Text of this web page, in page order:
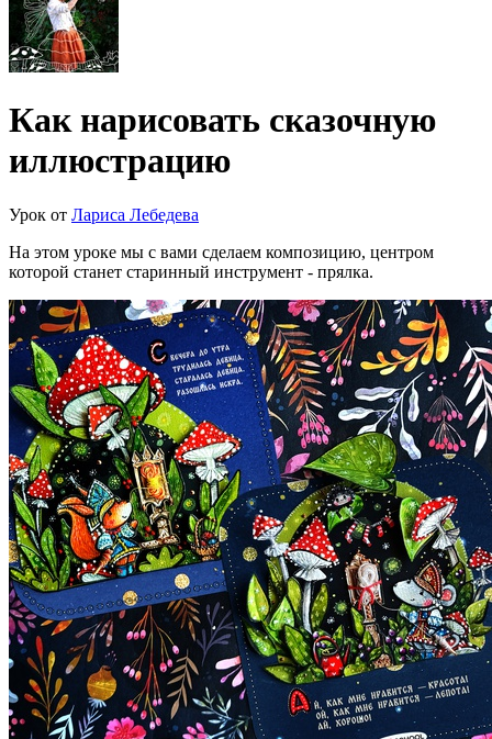
Как нарисовать сказочную
иллюстрацию
Урок от Лариса Лебедева
На этом уроке мы с вами сделаем композицию, центром
которой станет старинный инструмент - прялка.